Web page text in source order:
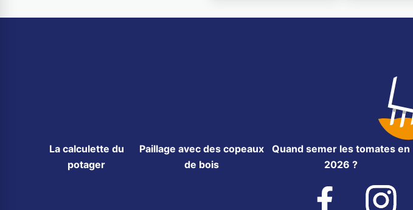
La calculette du
potager
Paillage avec des copeaux
de bois
Quand semer les tomates en
2026 ?